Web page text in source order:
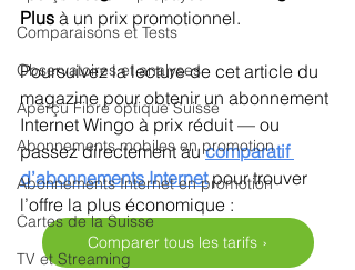
Comparaisons et Tests
Observatoires et analyses
Aperçu Fibre optique Suisse
Abonnements mobiles en promotion
Abonnements Internet en promotion
Cartes de la Suisse
TV et Streaming
Plus à un prix promotionnel.
Poursuivez la lecture de cet article du
magazine pour obtenir un abonnement
Internet Wingo à prix réduit — ou
passez directement au comparatif
d’abonnements Internet pour trouver
l’offre la plus économique :
Comparer tous les tarifs ›